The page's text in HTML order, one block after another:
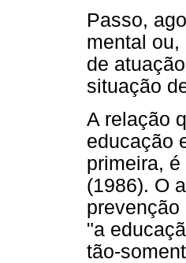
Passo,
mental
de
situação
A relação
educação
primeira,
(1986). O
"a
tão-